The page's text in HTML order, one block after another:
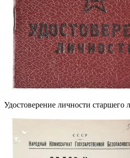
Удостоверение личности старшего